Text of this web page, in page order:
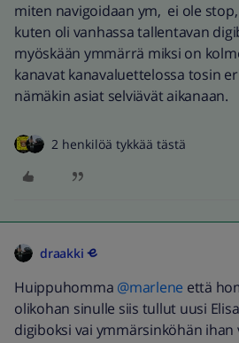
miten navigoidaan ym, ei ole
kuten oli vanhassa tallentavan
myöskään ymmärrä miksi on
kanavat kanavaluettelossa tosin
nämäkin asiat selviävät aikanaan.
2 henkilöä tykkää tästä
draakki
Huippuhomma @marlene että
olikohan sinulle siis tullut uusi
digiboksi vai ymmärsinköhän ihan